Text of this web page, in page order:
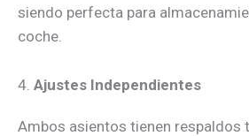
siendo perfecta para
coche.
4. Ajustes Independientes
Ambos asientos tienen respaldos